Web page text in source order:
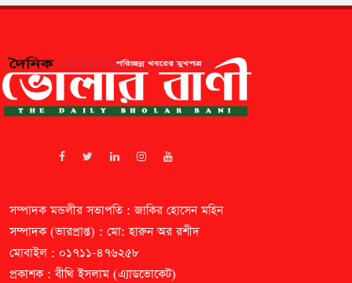
সম্পাদক মন্ডলীর সভাপতি : জাকির হোসেন মহিন
সম্পাদক (ভারপ্রাপ্ত) : মো: হারুন অর রশীদ
মোবাইল : ০১৭১১-৪৭৬২৫৮
প্রকাশক : বীথি ইসলাম (এ্যাডভোকেট)